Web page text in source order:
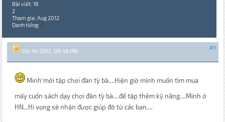
Bài viết: 18
2
Tham gia: Aug 2012
Danh tiếng: 0
#1
08-14-2012, 08:46 PM
Minh` mới tập chơi đàn tỳ bà....Hiện giờ mình muốn tìm mua
mấy cuốn sách dạy chơi đàn tỳ bà....để tập thêm kỹ năng....Minh ở
HN...Hi vọng sẽ nhận được giúp đỡ từ các bạn....